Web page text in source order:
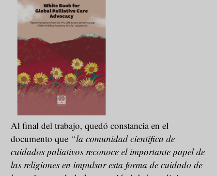
Al final del trabajo, quedó constancia en el
documento que “la comunidad científica de
cuidados paliativos reconoce el importante papel de
las religiones en impulsar esta forma de cuidado de